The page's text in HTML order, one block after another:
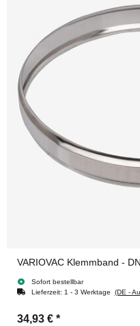
VARIOVAC Klemmband -
Sofort bestellbar
Lieferzeit: 1 - 3 Werktage (DE -
34,93 € *